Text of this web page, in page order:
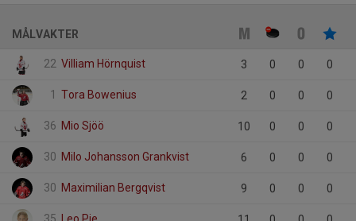
MÅLVAKTER
22 Villiam Hörnquist 3 0 0 0
1 Tora Bowenius 2 0 0 0
36 Mio Sjöö 10 0 0 0
30 Milo Johansson Grankvist 6 0 0 0
30 Maximilian Bergqvist 9 0 0 0
35 Leo Pie